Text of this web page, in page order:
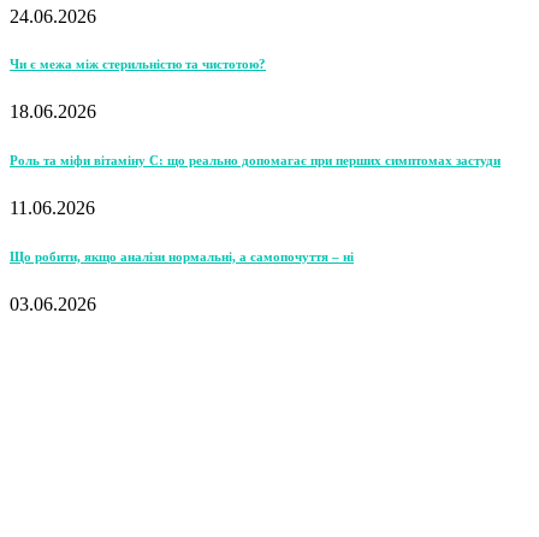
24.06.2026
Чи є межа між стерильністю та чистотою?
18.06.2026
Роль та міфи вітаміну С: що реально допомагає при перших симптомах застуди
11.06.2026
Що робити, якщо аналізи нормальні, а самопочуття – ні
03.06.2026